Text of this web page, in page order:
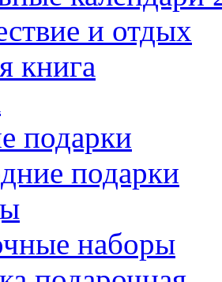
и отдых
книга
подарки
подарки
наборы